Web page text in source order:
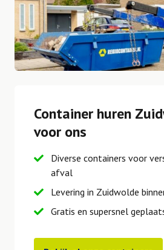
Container huren
voor ons
Diverse containers voor
afval
Levering in Zuidwolde
Gratis en supersnel